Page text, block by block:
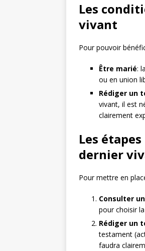
Les
vivant
Pour pouvoir
Être marié:
ou en union
Rédiger un
vivant, il est
clairement
Les
dernier
Pour mettre en
Consulter
pour choisir
Rédiger un
testament
faudra